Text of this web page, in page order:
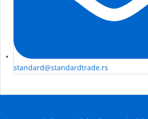
standard@standardtrade.rs